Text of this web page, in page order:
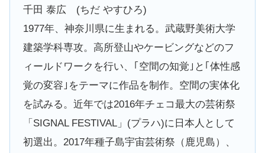
千田 泰広 (ちだ やすひろ)
1977年、神奈川県に生まれる。武蔵野美術大学
建築学科専攻。高所登山やケービングなどのフ
ィールドワークを行い、｢空間の知覚｣と｢体性感
覚の変容｣をテーマに作品を制作。空間の実体化
を試みる。近年では2016年チェコ最大の芸術祭
「SIGNAL FESTIVAL」(プラハ)に日本人として
初選出。2017年種子島宇宙芸術祭（鹿児島）、